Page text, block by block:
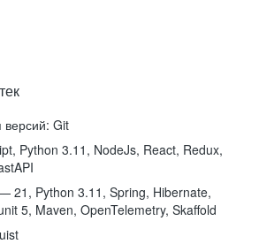
версий: Git
Python 3.11, NodeJs, React, Redux,
21, Python 3.11, Spring, Hibernate,
5, Maven, OpenTelemetry, Skaffold